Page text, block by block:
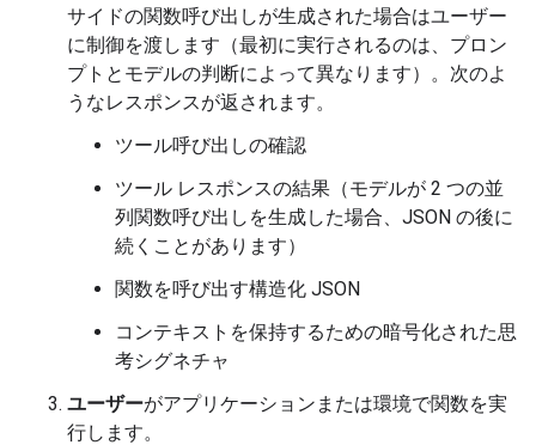
サイドの関数呼び出しが生成された場合はユーザー
に制御を渡します（最初に実行されるのは、プロン
プトとモデルの判断によって異なります）。次のよ
うなレスポンスが返されます。
ツール呼び出しの確認
ツール レスポンスの結果（モデルが 2 つの並
列関数呼び出しを生成した場合、JSON の後に
続くことがあります）
関数を呼び出す構造化 JSON
コンテキストを保持するための暗号化された思
考シグネチャ
ユーザーがアプリケーションまたは環境で関数を実
行します。